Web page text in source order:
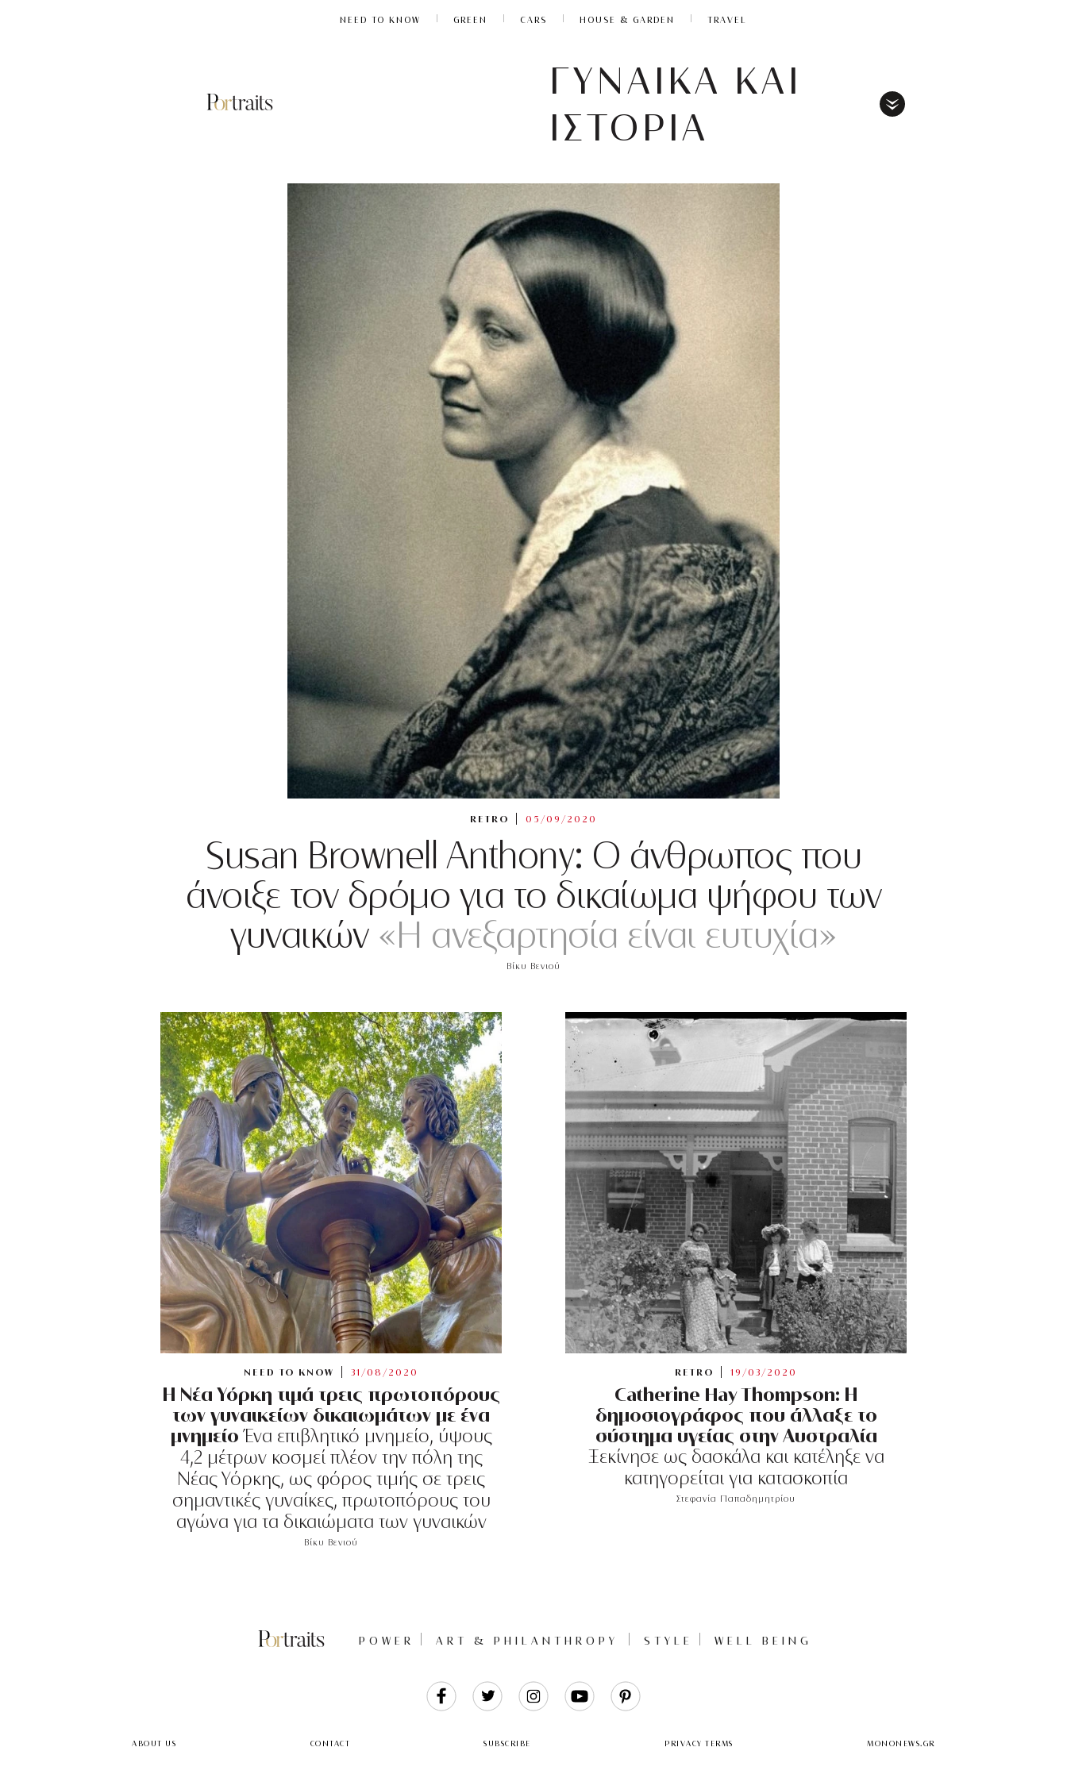
NEED TO KNOW GREEN CARS HOUSE & GARDEN TRAVEL
ΓΥΝΑΙΚΑ ΚΑΙ
ΙΣΤΟΡΙΑ
RETRO 05/09/2020
Susan Brownell Anthony: O άνθρωπος που
άνοιξε τον δρόμο για το δικαίωμα ψήφου των
γυναικών«Η ανεξαρτησία είναι ευτυχία»
Βίκυ Βενιού
NEED TO KNOW 31/08/2020
Η Νέα Υόρκη τιμά τρεις πρωτοπόρους
των γυναικείων δικαιωμάτων με ένα
μνημείο Ένα επιβλητικό μνημείο, ύψους
4,2 μέτρων κοσμεί πλέον την πόλη της
Νέας Υόρκης, ως φόρος τιμής σε τρεις
σημαντικές γυναίκες, πρωτοπόρους του
αγώνα για τα δικαιώματα των γυναικών
Βίκυ Βενιού
RETRO 19/03/2020
Catherine Hay Thompson: Η
δημοσιογράφος που άλλαξε το
σύστημα υγείας στην Αυστραλία
Ξεκίνησε ως δασκάλα και κατέληξε να
κατηγορείται για κατασκοπία
Στεφανία Παπαδημητρίου
POWER ART & PHILANTHROPY STYLE WELL BEING
ABOUT US CONTACT SUBSCRIBE PRIVACY TERMS MONONEWS.GR